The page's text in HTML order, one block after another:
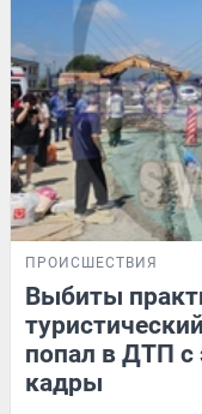
ПРОИСШЕСТВИЯ
Выбиты
попал в ДТП с
кадры